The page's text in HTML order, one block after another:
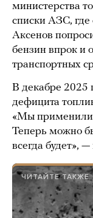
министерства
списки АЗС,
Аксенов
бензин впрок и
транспортных
В декабре 2025
дефицита
«Мы применили
Теперь можно
всегда будет»,
ЧИТАЙТЕ ТАКЖЕ